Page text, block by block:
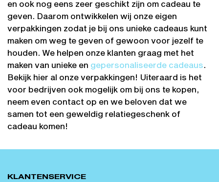
en ook nog eens zeer geschikt zijn om cadeau te
geven. Daarom ontwikkelen wij onze eigen
verpakkingen zodat je bij ons unieke cadeaus kunt
maken om weg te geven of gewoon voor jezelf te
houden. We helpen onze klanten graag met het
maken van unieke en gepersonaliseerde cadeaus
Bekijk hier al onze verpakkingen! Uiteraard is het
voor bedrijven ook mogelijk om bij ons te kopen,
neem even contact op en we beloven dat we
samen tot een geweldig relatiegeschenk of
cadeau komen!
KLANTENSERVICE